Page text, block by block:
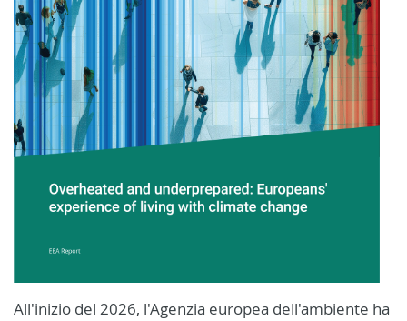
All'inizio del 2026, l'Agenzia europea dell'ambiente ha